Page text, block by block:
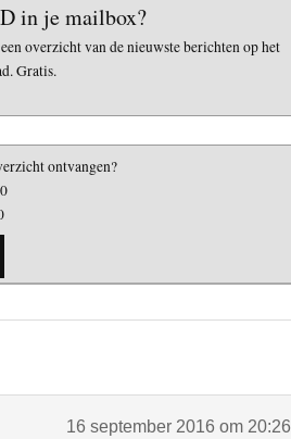
in je mailbox?
overzicht van de nieuwste berichten op het
Gratis.
ontvangen?
16 september 2016 om 20:26